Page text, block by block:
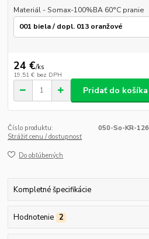
Materiál - Somax-100%BA 60°C pranie
24 €/ks
19,51 € bez DPH
Pridať do košíka
Číslo produktu:
050-So-KR-126
Strážiť cenu / dostupnosť
Do obľúbených
Kompletné špecifikácie
Hodnotenie 2